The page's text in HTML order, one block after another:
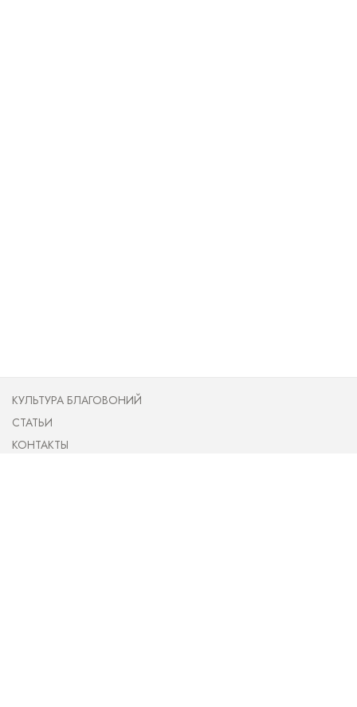
КУЛЬТУРА БЛАГОВОНИЙ
СТАТЬИ
КОНТАКТЫ